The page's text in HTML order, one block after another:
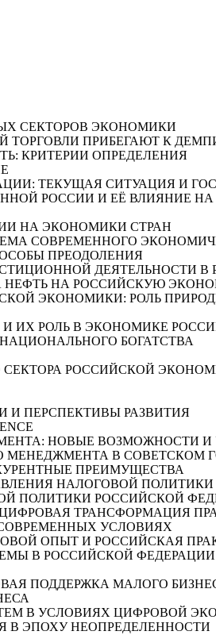
СЕКТОРОВ ЭКОНОМИКИ
ТОРГОВЛИ ПРИБЕГАЮТ К
КРИТЕРИИ ОПРЕДЕЛЕНИЯ
ТЕКУЩАЯ СИТУАЦИЯ И
РОССИИ И ЕЁ ВЛИЯНИЕ
НА ЭКОНОМИКИ СТРАН
СОВРЕМЕННОГО
ПРЕОДОЛЕНИЯ
ДЕЯТЕЛЬНОСТИ
НЕФТЬ НА РОССИЙСКУЮ
ЭКОНОМИКИ: РОЛЬ
И ИХ РОЛЬ В ЭКОНОМИКЕ
НАЦИОНАЛЬНОГО БОГАТСТВА
СЕКТОРА РОССИЙСКОЙ
И ПЕРСПЕКТИВЫ РАЗВИТИЯ
НОВЫЕ ВОЗМОЖНОСТИ И
МЕНЕДЖМЕНТА В СОВЕТСКОМ
ПРЕИМУЩЕСТВА
НАЛОГОВОЙ
ПОЛИТИКИ РОССИЙСКОЙ
ТРАНСФОРМАЦИЯ
СОВРЕМЕННЫХ УСЛОВИЯХ
ОПЫТ И РОССИЙСКАЯ
В РОССИЙСКОЙ ФЕДЕРАЦИИ
ПОДДЕРЖКА МАЛОГО
В УСЛОВИЯХ ЦИФРОВОЙ
В ЭПОХУ НЕОПРЕДЕЛЕННОСТИ